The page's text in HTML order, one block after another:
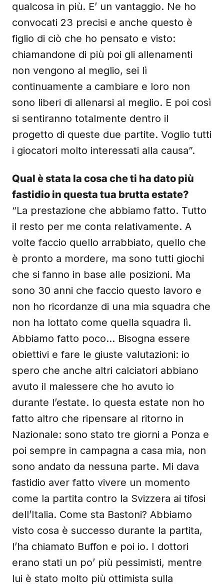
qualcosa in più. E’ un vantaggio. Ne ho
convocati 23 precisi e anche questo è
figlio di ciò che ho pensato e visto:
chiamandone di più poi gli allenamenti
non vengono al meglio, sei lì
continuamente a cambiare e loro non
sono liberi di allenarsi al meglio. E poi così
si sentiranno totalmente dentro il
progetto di queste due partite. Voglio tutti
i giocatori molto interessati alla causa”.
Qual è stata la cosa che ti ha dato più
fastidio in questa tua brutta estate?
“La prestazione che abbiamo fatto. Tutto
il resto per me conta relativamente. A
volte faccio quello arrabbiato, quello che
è pronto a mordere, ma sono tutti giochi
che si fanno in base alle posizioni. Ma
sono 30 anni che faccio questo lavoro e
non ho ricordanze di una mia squadra che
non ha lottato come quella squadra lì.
Abbiamo fatto poco… Bisogna essere
obiettivi e fare le giuste valutazioni: io
spero che anche altri calciatori abbiano
avuto il malessere che ho avuto io
durante l’estate. Io questa estate non ho
fatto altro che ripensare al ritorno in
Nazionale: sono stato tre giorni a Ponza e
poi sempre in campagna a casa mia, non
sono andato da nessuna parte. Mi dava
fastidio aver fatto vivere un momento
come la partita contro la Svizzera ai tifosi
dell’Italia. Come sta Bastoni? Abbiamo
visto cosa è successo durante la partita,
l’ha chiamato Buffon e poi io. I dottori
erano stati un po’ più pessimisti, mentre
lui è stato molto più ottimista sulla